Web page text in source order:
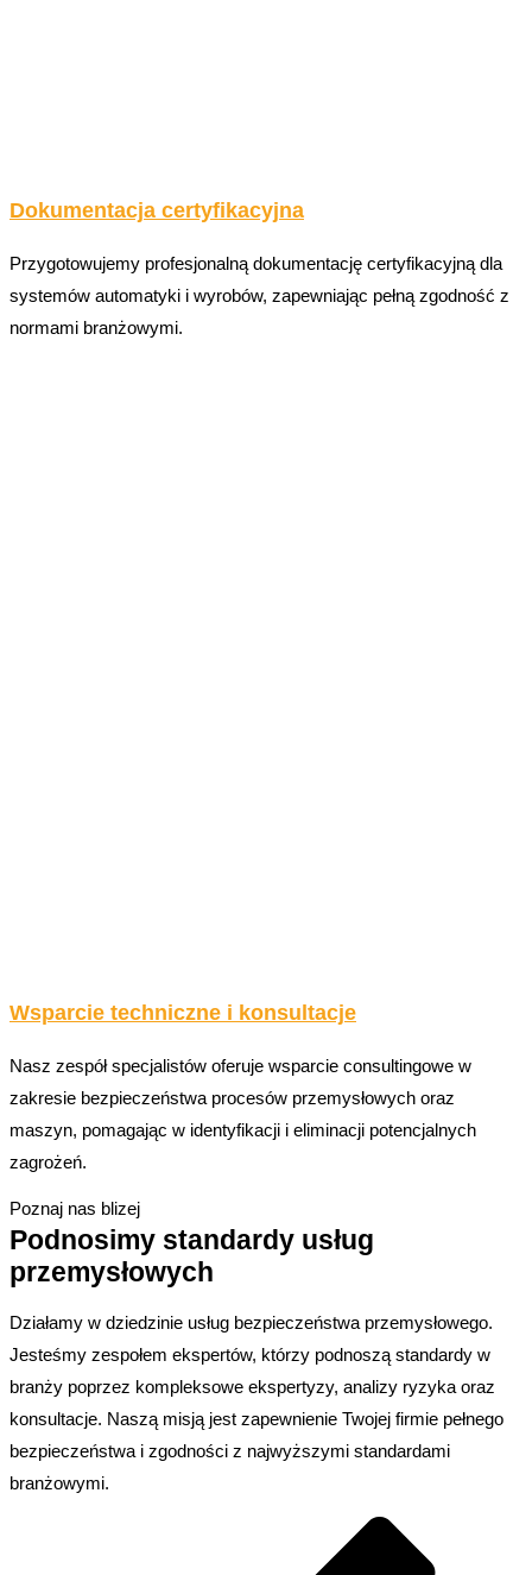
Dokumentacja certyfikacyjna
Przygotowujemy profesjonalną dokumentację certyfikacyjną dla
systemów automatyki i wyrobów, zapewniając pełną zgodność z
normami branżowymi.
Wsparcie techniczne i konsultacje
Nasz zespół specjalistów oferuje wsparcie consultingowe w
zakresie bezpieczeństwa procesów przemysłowych oraz
maszyn, pomagając w identyfikacji i eliminacji potencjalnych
zagrożeń.
Poznaj nas blizej
Podnosimy standardy usług
przemysłowych
Działamy w dziedzinie usług bezpieczeństwa przemysłowego.
Jesteśmy zespołem ekspertów, którzy podnoszą standardy w
branży poprzez kompleksowe ekspertyzy, analizy ryzyka oraz
konsultacje. Naszą misją jest zapewnienie Twojej firmie pełnego
bezpieczeństwa i zgodności z najwyższymi standardami
branżowymi.